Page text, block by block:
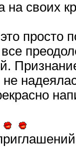
на своих
просто